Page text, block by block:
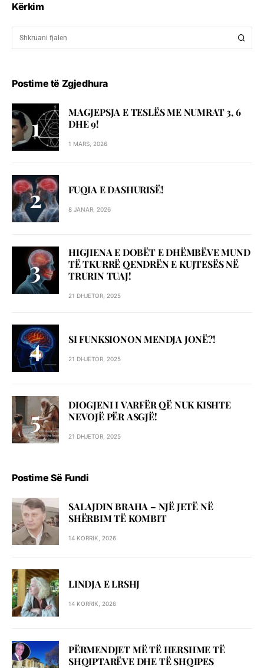
Kërkim
Postime të Zgjedhura
MAGJEPSJA E TESLËS ME NUMRAT 3, 6
DHE 9!
1 MARS, 2026
FUQIA E DASHURISË!
8 JANAR, 2026
HIGJIENA E DOBËT E DHËMBËVE MUND
TË TKURRË QENDRËN E KUJTESËS NË
TRURIN TUAJ!
21 DHJETOR, 2025
SI FUNKSIONON MENDJA JONË?!
21 DHJETOR, 2025
DIOGJENI I VARFËR QË NUK KISHTE
NEVOJË PËR ASGJË!
21 DHJETOR, 2025
Postime Së Fundi
SALAJDIN BRAHA – NJЁ JETЁ NЁ
SHЁRBIM TЁ KOMBIT
14 KORRIK, 2026
LINDJA E LRSHJ
14 KORRIK, 2026
PËRMENDJET MË TË HERSHME TË
SHQIPTARËVE DHE TË SHQIPES